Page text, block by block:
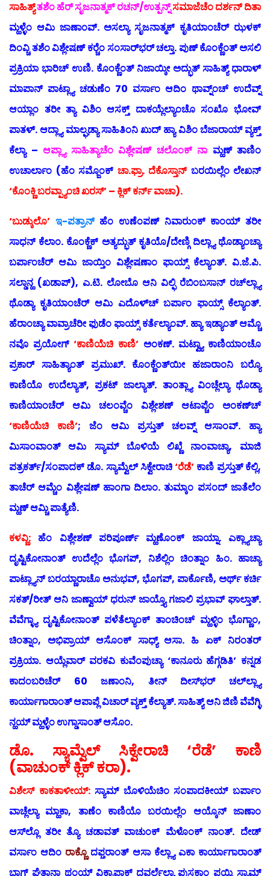
ಸಾಹಿತ್ಯ್ತಶೆಂ ಹೆರ್ ಸೃಜನಾತ್ಮಕ್ ರಚನ್/ಉತ್ಪನ್ನ್ಸಮಾಜೆಚೆಂ ದರ್ಶನ್ ದಿತಾ
ಮ್ಹಳ್ಳೆಂ ಆಮಿ ಜಾಣಾಂವ್. ಅಸಲ್ಯಾ ಸೃಜನಾತ್ಮಕ್ ಕೃತಿಯಾಂಚೆರ್ ಝಳಕ್
ದಿಂವ್ಚಿ ತಶೆಂ ವಿಶ್ಲೇಷಣ್ ಕರ್‍ಚೆಂ ಸಂಸಾರ್‌ಭರ್ ಚಲ್ತಾ. ಪುಣ್ ಕೊಂಕ್ಣೆಂತ್ ಅಸಲಿ
ಪ್ರಕ್ರಿಯಾ ಭಾರಿಚ್ ಉಣಿ. ಕೊಂಕ್ಣೆಂತ್ ನಿಜಾಯ್ಕೀ ಅದ್ಭುತ್ ಸಾಹಿತ್ಯ್ ಧಾರಾಳ್
ಮಾಪಾನ್ ಪಾಟ್ಲ್ಯಾ ಚಡುಣೆಂ 70 ವರ್ಸಾಂ ಆದಿಂ ಥಾವ್ನ್ಂಚ್ ಉದೆವ್ನ್
ಆಯ್ಲಾಂ ತರೀ ತ್ಯಾ ವಿಶಿಂ ಆಸಕ್ತ್ ದಾಕಯ್ಲೆಲ್ಯಾಂಚೊ ಸಂಖೊ ಭೋವ್
ಪಾತಳ್. ಆದ್ಲ್ಯಾ ಮಾಲ್ಘಡ್ಯಾ ಸಾಹಿತಿಂನಿ ಖುದ್ ಹ್ಯಾ ವಿಶಿಂ ಬೆಜಾರಾಯ್ ವ್ಯಕ್ತ್
ಕೆಲ್ಯಾ – ಆಪ್ಲ್ಯಾ ಸಾಹಿತ್ಯಾಚೆಂ ವಿಶ್ಲೇಷಣ್ ಚಲೊಂಕ್ ನಾ ಮ್ಹಣ್ ತಾಣಿಂ
ಉಚಾರ್ಲಾಂ (ಹೆಂ ಸಮ್ಜೊಂಕ್ ಚಾ.ಫ್ರಾ. ದೆಕೊಸ್ತಾನ್ಬರಯಿಲ್ಲೆಂ ಲೇಖನ್
‘ಕೊಂಕ್ಣಿ ಬರವ್ಪ್ಯಾಂಚಿ ಖರಸ್’ – ಕ್ಲಿಕ್ ಕರ್ನ್ ವಾಚಾ).
‘ಬುಡ್ಕುಲೊ’ ಇ-ಪತ್ರಾನ್ಹೆಂ ಉಣೆಂಪಣ್ ನಿವಾರುಂಕ್ ಕಾಂಯ್ ತರೀ
ಸಾಧನ್ ಕೆಲಾಂ. ಕೊಂಕ್ಣೆಕ್ ಅತ್ಯದ್ಭುತ್ ಕೃತಿಯೊ/ದೇಣ್ಗಿ ದಿಲ್ಲ್ಯಾ ಥೊಡ್ಯಾಂಚ್ಯಾ
ಬರ್ಪಾಂಚೆರ್ ಆಮಿ ಜಾಯ್ತಿಂ ವಿಶ್ಲೇಷಣಾಂ ಫಾಯ್ಸ್ ಕೆಲ್ಯಾಂತ್. ವಿ.ಜೆ.ಪಿ.
ಸಲ್ಡಾನ್ಹ (ಖಡಾಪ್), ಎ.ಟಿ. ಲೋಬೊ ಆನಿ ವಿಲ್ಫಿ ರೆಬಿಂಬಸಾನ್ ರಚ್‍ಲ್ಲ್ಯಾ
ಥೊಡ್ಯಾ ಕೃತಿಯಾಂಚೆರ್ ಆಮಿ ಎದೊಳ್‍ಚ್ ಬರ್ಪಾಂ ಫಾಯ್ಸ್ ಕೆಲ್ಯಾಂತ್.
ಹೆರಾಂಚ್ಯಾ ವಾವ್ರಾಚೆರೀ ಫುಡೆಂ ಫಾಯ್ಸ್ ಕರ್ತೆಲ್ಯಾಂವ್. ಹ್ಯಾ ಇಡ್ಯಾಂತ್ ಆಮ್ಚೊ
ನವೊ ಪ್ರಯೋಗ್‘ಕಾಣಿಯೆಚಿ ಕಾಣಿ’ ಅಂಕಣ್. ಮಟ್ವ್ಯಾ ಕಾಣಿಯಾಂಚೊ
ಪ್ರಕಾರ್ ಸಾಹಿತ್ಯಾಂತ್ ಪ್ರಮುಖ್. ಕೊಂಕ್ಣೆಂತ್‍ಯೀ ಹಜಾರಾಂನಿ ಬರ್‍ಯೊ
ಕಾಣಿಯೊ ಉದೆಲ್ಯಾತ್, ಪ್ರಕಟ್ ಜಾಲ್ಯಾತ್. ತಾಂತ್ಲ್ಯಾ ವಿಂಚ್ಲೆಲ್ಯಾ ಥೊಡ್ಯಾ
ಕಾಣಿಯಾಂಚೆರ್ ಆಮಿ ಚಲಂವ್ಚೆಂ ವಿಶ್ಲೇಶಣ್ ಆಟಾಪ್ಚೆಂ ಅಂಕಣ್‍ಚ್
‘ಕಾಣಿಯೆಚಿ ಕಾಣಿ’; ಜೆಂ ಆಮಿ ಪ್ರಸ್ತುತ್ ಚಲವ್ನ್ ಆಸಾಂವ್. ಹ್ಯಾ
ಮಿಸಾಂವಾಂತ್ ಆಮಿ ಸ್ಯಾಮ್ ಬೊಳಿಯೆ ಲಿಖ್ಣೆ ನಾಂವಾಚ್ಯಾ, ಮಾಜಿ
ಪತ್ರಕರ್ತ್/ಸಂಪಾದಕ್ ಡೊ. ಸ್ಯಾಮ್ವೆಲ್ ಸಿಕ್ವೇರಾಚಿ‘ರೆಡೆ’ ಕಾಣಿ ಪ್ರಸ್ತುತ್ ಕೆಲ್ಲಿ,
ತಾಚೆರ್ ಆಮ್ಚೆಂ ವಿಶ್ಲೇಷಣ್ ಹಾಂಗಾ ದಿಲಾಂ. ತುಮ್ಕಾಂ ಪಸಂದ್ ಜಾತೆಲೆಂ
ಮ್ಹಣ್ ಆಮ್ಚಿ ಪಾತ್ಯೆಣಿ.
ಕಳವ್ಣಿ: ಹೆಂ ವಿಶ್ಲೇಶಣ್ ಪರಿಪೂರ್ಣ್ ಮ್ಹಣೊಂಕ್ ಜಾಯ್ನಾ. ಎಕ್ಲ್ಯಾಚ್ಯಾ
ದೃಷ್ಟಿಕೋನಾಂತ್ ಉದೆಲ್ಲೆಂ ಭೊಗಪ್, ನಿಶೆಲ್ಲಿಂ ಚಿಂತ್ನಾಂ ಹಿಂ. ಹಾಚ್ಯಾ
ಪಾಟ್ಲ್ಯಾನ್ ಬರಯ್ಣಾರಾಚೊ ಅನುಭವ್, ಭೊಗಪ್, ಪಾರ್ಕೊಣಿ, ಅರ್ಥ್ ಕರ್ಚಿ
ಸಕತ್/ರೀತ್ ಆನಿ ಜಾಣ್ವಾಯ್ ಧರುನ್ ಜಾಯ್ತ್ಯೊ ಗಜಾಲಿ ಪ್ರಭಾವ್ ಘಾಲ್ತಾತ್.
ವೆವೆಗ್ಳ್ಯಾ ದೃಷ್ಟಿಕೋನಾಂತ್ ಪಳೆತೆಲ್ಯಾಂಕ್ ತಾಂಚಿಂಚ್ ಮ್ಹಳ್ಳಿಂ ಭೊಗ್ಣಾಂ,
ಚಿಂತ್ನಾಂ, ಅಭಿಪ್ರಾಯ್ ಆಸೊಂಕ್ ಸಾಧ್ಯ್ ಆಸಾ. ಹಿ ಏಕ್ ನಿರಂತರ್
ಪ್ರಕ್ರಿಯಾ. ಆಯ್ಲೆವಾರ್ ವರಕವಿ ಕುವೆಂಪುಚ್ಯಾ ‘ಕಾನೂರು ಹೆಗ್ಗಡಿತಿ’ ಕನ್ನಡ
ಕಾದಂಬರಿಚೆರ್ 60 ಜಣಾಂನಿ, ತೀನ್ ದೀಸ್‍ಭರ್ ಚಲ್‍ಲ್ಲ್ಯಾ
ಕಾರ್ಯಾಗಾರಾಂತ್ ಆಪಾಪ್ಲೆ ವಿಚಾರ್ ವ್ಯಕ್ತ್ ಕೆಲ್ಯಾತ್. ಸಾಹಿತ್ಯ್ ಆನಿ ಜಿಣಿ ವೆವೆಗ್ಳಿ
ನ್ಹಯ್ ಮ್ಹಳ್ಳೆಂ ಉಗ್ಡಾಸಾಂತ್ ಆಸೊಂ.
ಡೊ. ಸ್ಯಾಮ್ವೆಲ್ ಸಿಕ್ವೇರಾಚಿ ‘ರೆಡೆ’ ಕಾಣಿ
(ವಾಚುಂಕ್ ಕ್ಲಿಕ್ ಕರಾ).
ವಿಶೇಸ್ ಕಾಕತಾಳೀಯ್:ಸ್ಯಾಮ್ ಬೊಳಿಯೆಚಿಂ ಸಂಪಾದಕೀಯ್ ಬರ್ಪಾಂ
ವಾಚ್ಲೆಲ್ಯಾ ಮ್ಹಾಕಾ, ತಾಣೆಂ ಕಾಣಿಯೊ ಬರಯಿಲ್ಲೆಂ ಆಯ್ಕೊನ್ ಜಾಣಾಂ
ಆಸ್‍ಲ್ಲೊ ತರೀ ತ್ಯೊ ಚಡಾವತ್ ವಾಚುಂಕ್ ಮೆಳೊಂಕ್ ನಾಂತ್. ದೇಡ್
ವರ್ಸಾಂ ಆದಿಂರಾಕ್ಣೊದಫ್ತರಾಂತ್ ಆಸಾ ಕೆಲ್ಲ್ಯಾ ಎಕಾ ಕಾರ್ಯಾಗಾರಾಂತ್
ಭಾಗ್ ಘೆತಾನಾ ಥಂಯ್ ವಿಕ್ರಾಪಾಕ್ ದವರ್ಲೆಲ್ಯಾ ಪುಸ್ತಕಾಂ ಪಯ್ಕಿ ಸ್ಯಾಮ್